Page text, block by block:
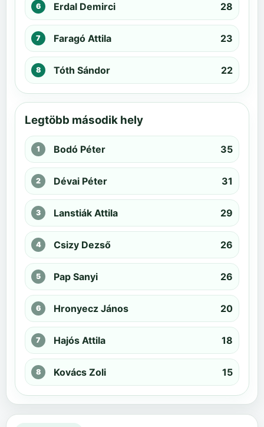
Erdal Demirci 28
Faragó Attila 23
Tóth Sándor 22
Legtöbb második hely
Bodó Péter 35
Dévai Péter 31
Lanstiák Attila 29
Csizy Dezső 26
Pap Sanyi 26
Hronyecz János 20
Hajós Attila 18
Kovács Zoli 15